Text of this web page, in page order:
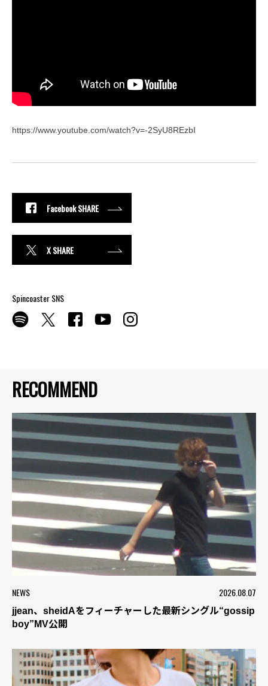
RECOMMEND
NEWS 2026.08.07
jjean、sheidAをフィーチャーした最新シングル“gossip
boy”MV公開
https://www.youtube.com/watch?v=-2SyU8REzbI
Facebook SHARE
X SHARE
Spincoaster SNS